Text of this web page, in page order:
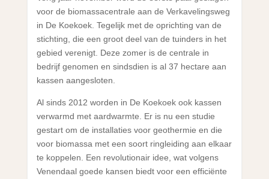
voor de biomassacentrale aan de Verkavelingsweg
in De Koekoek. Tegelijk met de oprichting van de
stichting, die een groot deel van de tuinders in het
gebied verenigt. Deze zomer is de centrale in
bedrijf genomen en sindsdien is al 37 hectare aan
kassen aangesloten.
Al sinds 2012 worden in De Koekoek ook kassen
verwarmd met aardwarmte. Er is nu een studie
gestart om de installaties voor geothermie en die
voor biomassa met een soort ringleiding aan elkaar
te koppelen. Een revolutionair idee, wat volgens
Venendaal goede kansen biedt voor een efficiënte